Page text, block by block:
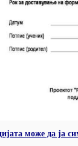
може да ја